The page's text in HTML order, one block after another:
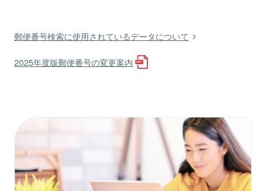
郵便番号検索に使用されているデータについて
2025年度版郵便番号の変更案内